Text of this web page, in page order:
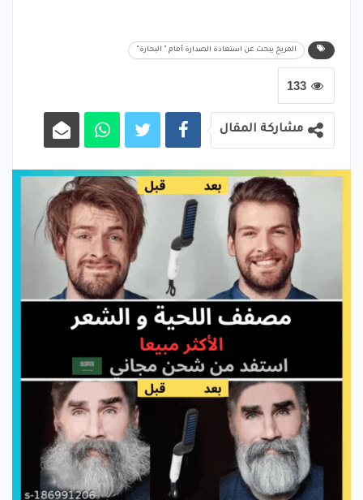
المريخ يبحث عن استعادة الصدارة أمام " البحارة"
133
مشاركة المقال